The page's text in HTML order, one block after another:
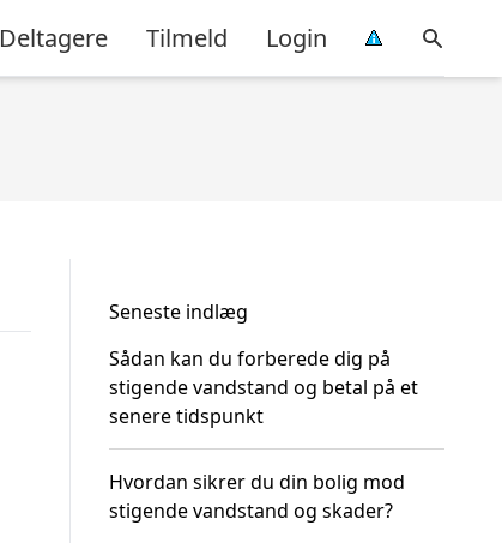
Deltagere Tilmeld Login
Seneste indlæg
Sådan kan du forberede dig på
stigende vandstand og betal på et
senere tidspunkt
Hvordan sikrer du din bolig mod
stigende vandstand og skader?